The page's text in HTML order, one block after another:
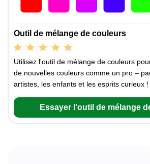
Outil de mélange de couleurs
Utilisez l'outil de mélange de couleurs
de nouvelles couleurs comme un pro –
artistes, les enfants et les esprits curieux !
Essayer l'outil de mélange